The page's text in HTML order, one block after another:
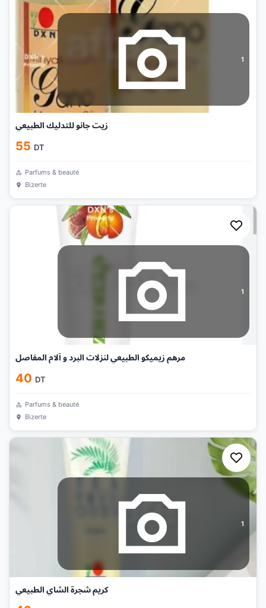
1
زيت جانو للتدليك الطبيعي
55 DT
Parfums & beauté
Bizerte
1
مرهم زيميكو الطبيعي لنزلات البرد و آلام المفاصل
40 DT
Parfums & beauté
Bizerte
1
كريم شجرة الشاي الطبيعي